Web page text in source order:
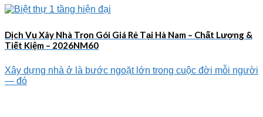
Dịch Vụ Xây Nhà Trọn Gói Giá Rẻ Tại Hà Nam – Chất Lượng &
Tiết Kiệm – 2026NM60
Xây dựng nhà ở là bước ngoặt lớn trong cuộc đời mỗi người
— đó